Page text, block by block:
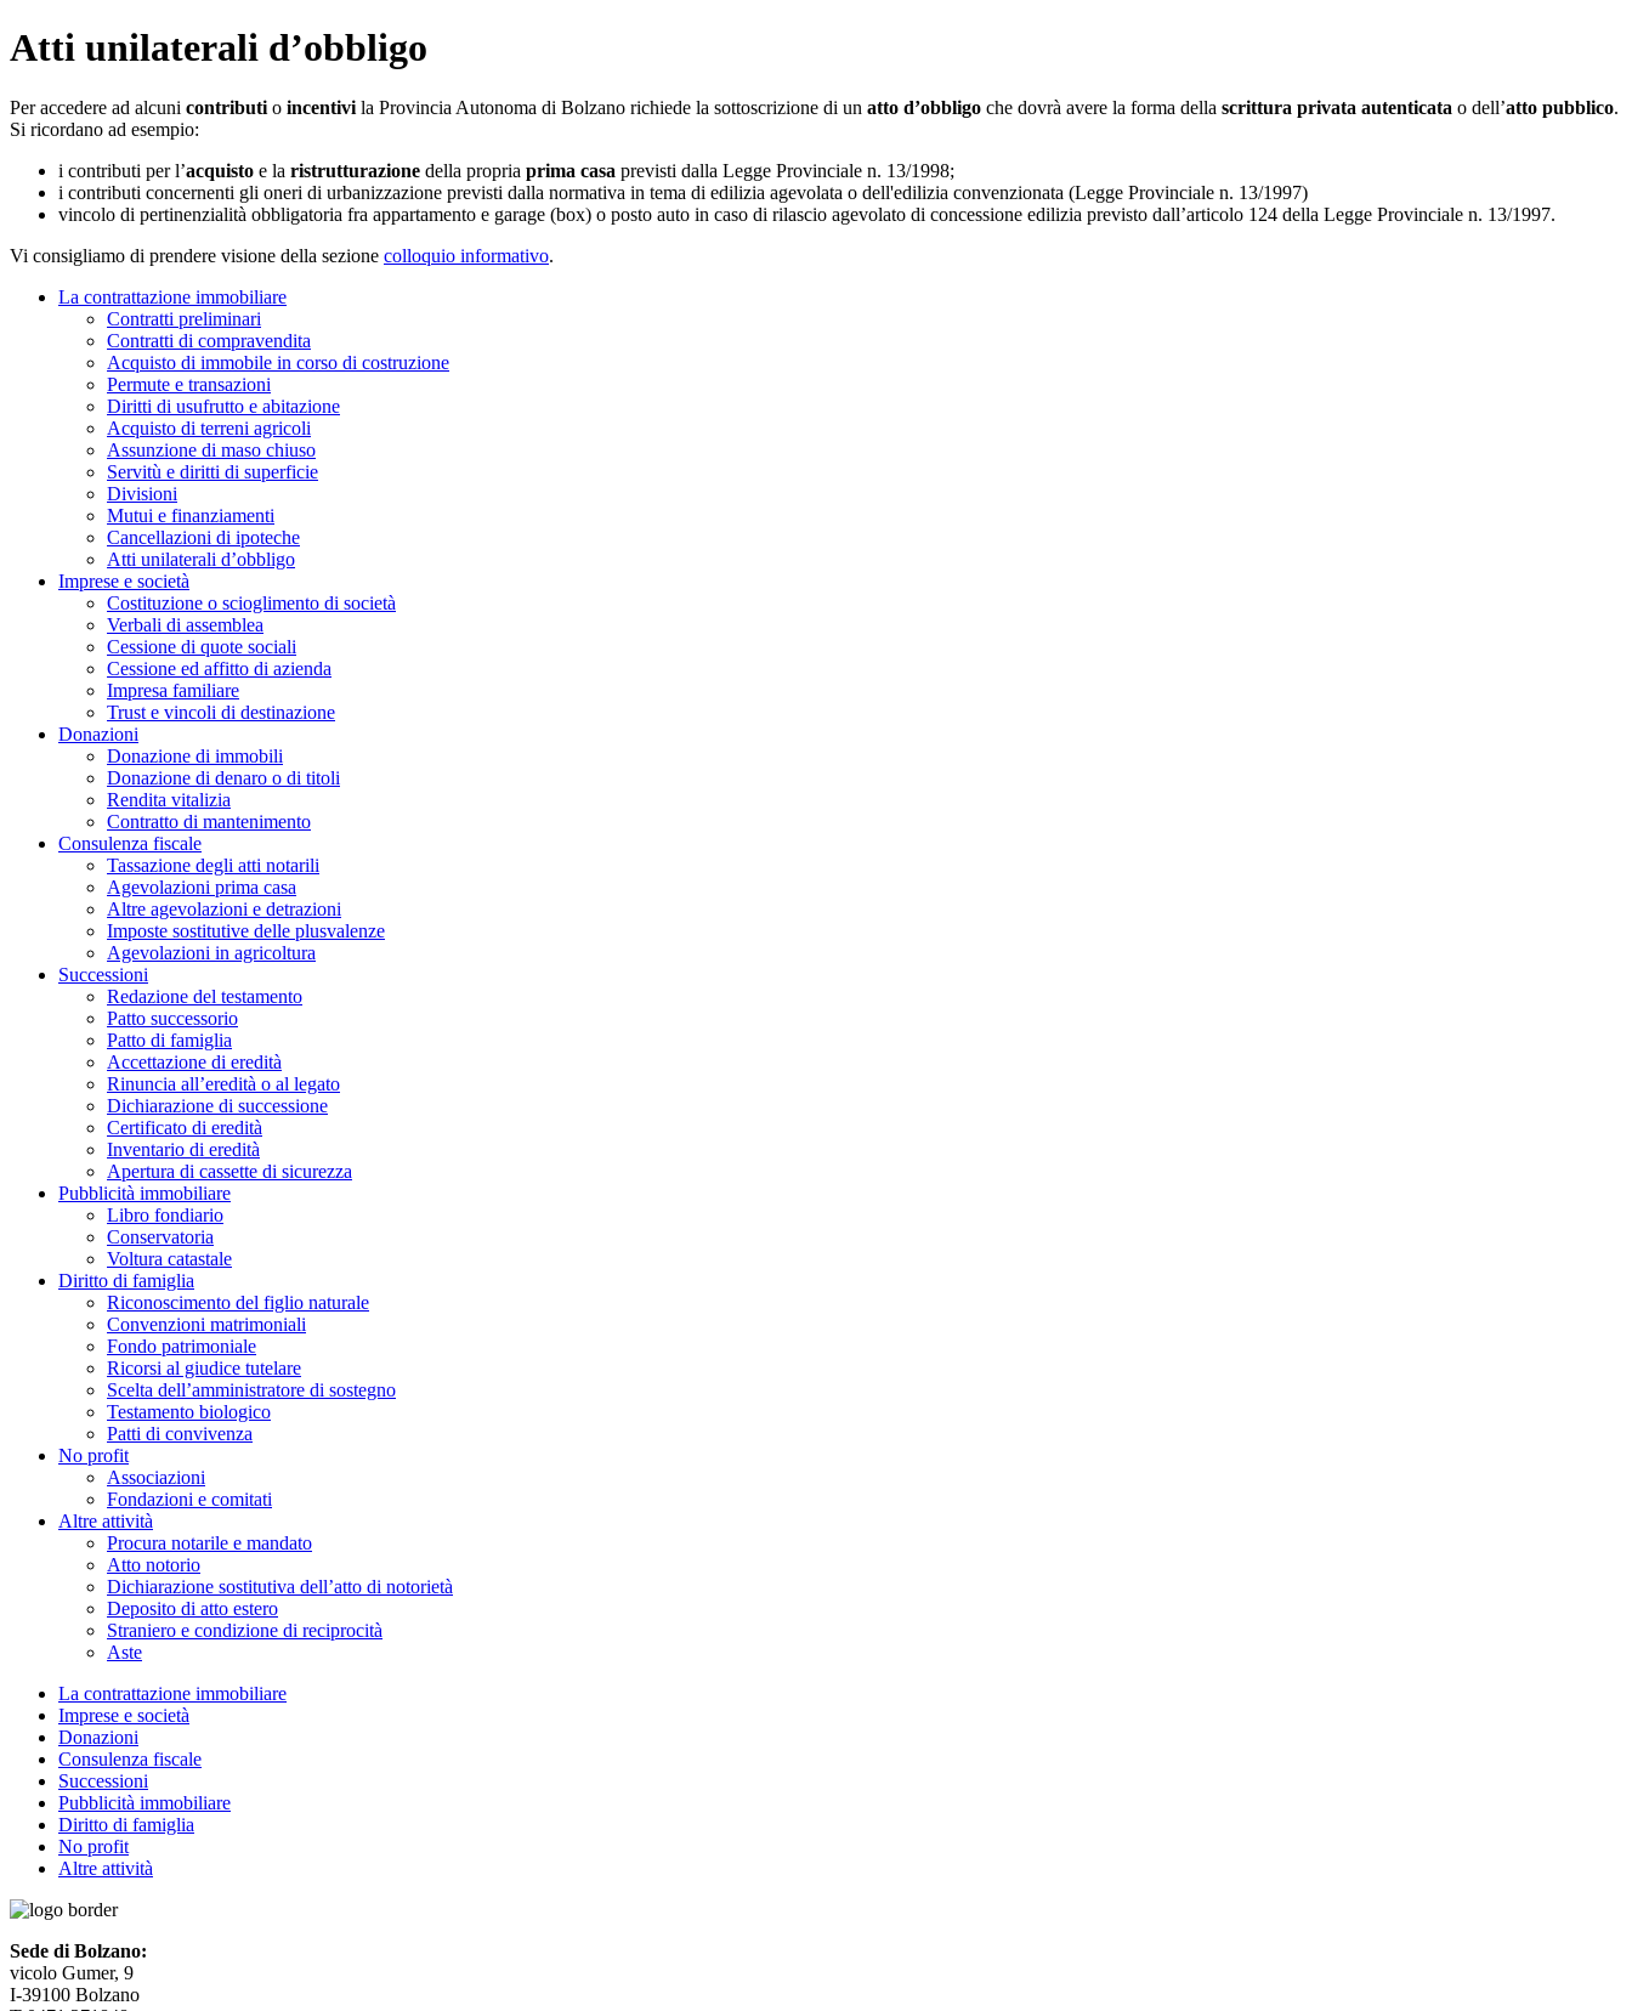
Atti unilaterali d’obbligo
Per accedere ad alcuni contributi o incentivi la Provincia Autonoma di Bolzano richiede la sottoscrizione di un atto d’obbligo che dovrà avere la forma della scrittura privata autenticata o dell’atto pubblico.
Si ricordano ad esempio:
i contributi per l’acquisto e la ristrutturazione della propria prima casa previsti dalla Legge Provinciale n. 13/1998;
i contributi concernenti gli oneri di urbanizzazione previsti dalla normativa in tema di edilizia agevolata o dell'edilizia convenzionata (Legge Provinciale n. 13/1997)
vincolo di pertinenzialità obbligatoria fra appartamento e garage (box) o posto auto in caso di rilascio agevolato di concessione edilizia previsto dall’articolo 124 della Legge Provinciale n. 13/1997.
Vi consigliamo di prendere visione della sezione colloquio informativo.
La contrattazione immobiliare
Contratti preliminari
Contratti di compravendita
Acquisto di immobile in corso di costruzione
Permute e transazioni
Diritti di usufrutto e abitazione
Acquisto di terreni agricoli
Assunzione di maso chiuso
Servitù e diritti di superficie
Divisioni
Mutui e finanziamenti
Cancellazioni di ipoteche
Atti unilaterali d’obbligo
Imprese e società
Costituzione o scioglimento di società
Verbali di assemblea
Cessione di quote sociali
Cessione ed affitto di azienda
Impresa familiare
Trust e vincoli di destinazione
Donazioni
Donazione di immobili
Donazione di denaro o di titoli
Rendita vitalizia
Contratto di mantenimento
Consulenza fiscale
Tassazione degli atti notarili
Agevolazioni prima casa
Altre agevolazioni e detrazioni
Imposte sostitutive delle plusvalenze
Agevolazioni in agricoltura
Successioni
Redazione del testamento
Patto successorio
Patto di famiglia
Accettazione di eredità
Rinuncia all’eredità o al legato
Dichiarazione di successione
Certificato di eredità
Inventario di eredità
Apertura di cassette di sicurezza
Pubblicità immobiliare
Libro fondiario
Conservatoria
Voltura catastale
Diritto di famiglia
Riconoscimento del figlio naturale
Convenzioni matrimoniali
Fondo patrimoniale
Ricorsi al giudice tutelare
Scelta dell’amministratore di sostegno
Testamento biologico
Patti di convivenza
No profit
Associazioni
Fondazioni e comitati
Altre attività
Procura notarile e mandato
Atto notorio
Dichiarazione sostitutiva dell’atto di notorietà
Deposito di atto estero
Straniero e condizione di reciprocità
Aste
La contrattazione immobiliare
Imprese e società
Donazioni
Consulenza fiscale
Successioni
Pubblicità immobiliare
Diritto di famiglia
No profit
Altre attività
Sede di Bolzano:
vicolo Gumer, 9
I-39100 Bolzano